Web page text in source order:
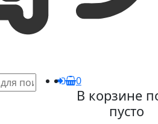
0
В корзине
пусто